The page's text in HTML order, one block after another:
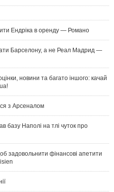
Ендріка в оренду — Романо
Барселону, а не Реал Мадрид —
новини та багато іншого: качай
з Арсеналом
базу Наполі на тлі чуток про
задовольнити фінансові апетити